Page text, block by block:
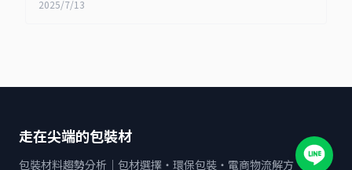
2025/7/13
走在尖端的包裝材
包裝材料趨勢分析｜包材選擇・環保包裝・電商物流解方